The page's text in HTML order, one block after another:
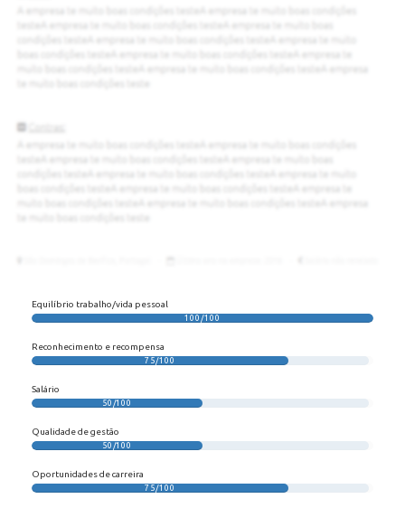
Equilíbrio trabalho/vida pessoal
100/100
Reconhecimento e recompensa
75/100
Salário
50/100
Qualidade de gestão
50/100
Oportunidades de carreira
75/100